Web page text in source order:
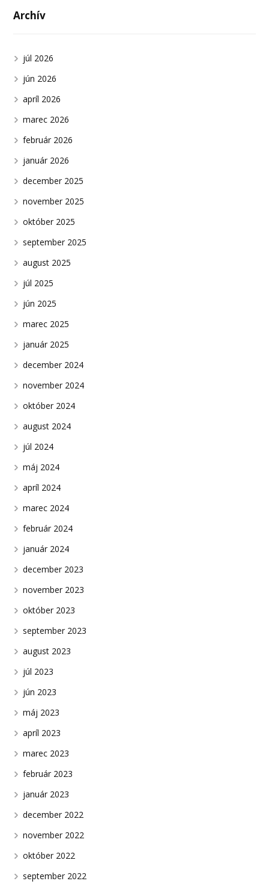
Archív
júl 2026
jún 2026
apríl 2026
marec 2026
február 2026
január 2026
december 2025
november 2025
október 2025
september 2025
august 2025
júl 2025
jún 2025
marec 2025
január 2025
december 2024
november 2024
október 2024
august 2024
júl 2024
máj 2024
apríl 2024
marec 2024
február 2024
január 2024
december 2023
november 2023
október 2023
september 2023
august 2023
júl 2023
jún 2023
máj 2023
apríl 2023
marec 2023
február 2023
január 2023
december 2022
november 2022
október 2022
september 2022